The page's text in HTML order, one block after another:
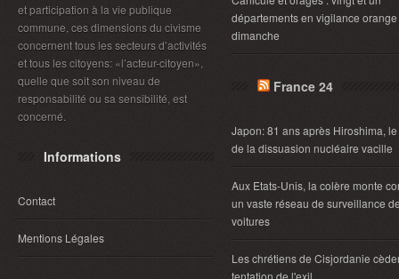
et participation à la vie publique
commune, ces dimensions du civisme
concernent tous les secteurs d’activités
et tous les citoyens: «l’acteur-citoyen»,
quelle que soit son niveau de
responsabilité ou sa sensibilité, est
concerné.
Informations
Contact
Mentions Légales
départements en vigilance orange
dimanche
France 24
Japon: 81 ans après Hiroshima,
de la dissuasion nucléaire vacille
Aux Etats-Unis, la colère monte
un vaste réseau de surveillance
voitures
Les chrétiens de Cisjordanie
tentation de l'exil